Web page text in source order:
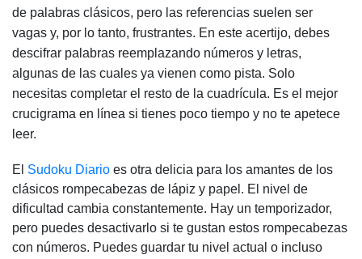
de palabras clásicos, pero las referencias suelen ser
vagas y, por lo tanto, frustrantes. En este acertijo, debes
descifrar palabras reemplazando números y letras,
algunas de las cuales ya vienen como pista. Solo
necesitas completar el resto de la cuadrícula. Es el mejor
crucigrama en línea si tienes poco tiempo y no te apetece
leer.
El Sudoku Diario es otra delicia para los amantes de los
clásicos rompecabezas de lápiz y papel. El nivel de
dificultad cambia constantemente. Hay un temporizador,
pero puedes desactivarlo si te gustan estos rompecabezas
con números. Puedes guardar tu nivel actual o incluso